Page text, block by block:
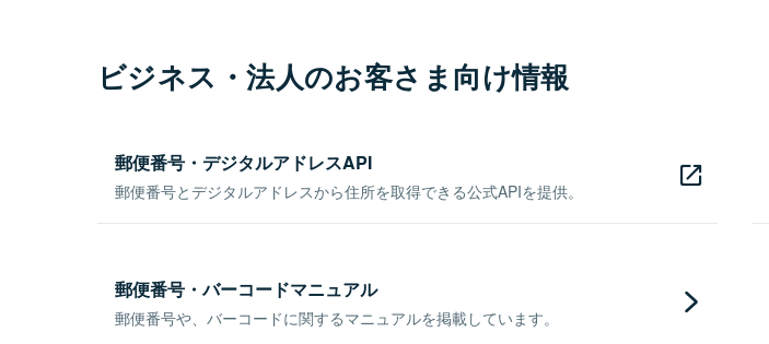
ビジネス・法人のお客さま向け情報
郵便番号・デジタルアドレスAPI
郵便番号とデジタルアドレスから住所を取得できる公式APIを提供。
郵便番号・バーコードマニュアル
郵便番号や、バーコードに関するマニュアルを掲載しています。